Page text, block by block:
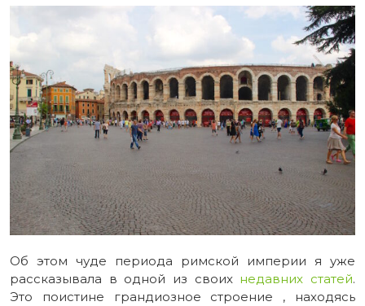
Об этом чуде периода римской империи я уже
рассказывала в одной из своих недавних статей.
Это поистине грандиозное строение , находясь